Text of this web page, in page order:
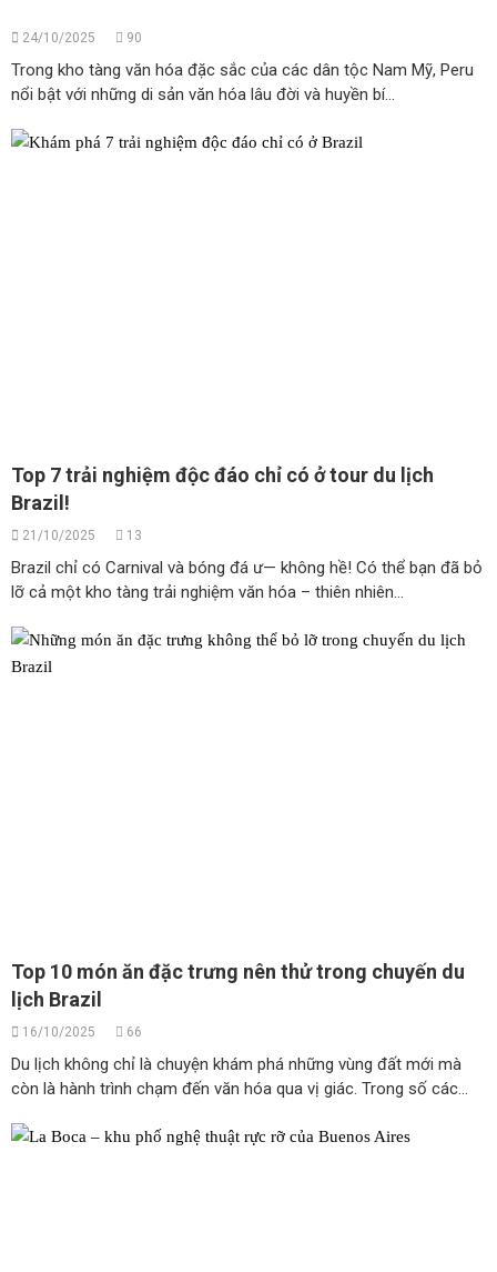
24/10/2025 90
Trong kho tàng văn hóa đặc sắc của các dân tộc Nam Mỹ, Peru
nổi bật với những di sản văn hóa lâu đời và huyền bí...
Top 7 trải nghiệm độc đáo chỉ có ở tour du lịch
Brazil!
21/10/2025 13
Brazil chỉ có Carnival và bóng đá ư— không hề! Có thể bạn đã bỏ
lỡ cả một kho tàng trải nghiệm văn hóa – thiên nhiên...
Top 10 món ăn đặc trưng nên thử trong chuyến du
lịch Brazil
16/10/2025 66
Du lịch không chỉ là chuyện khám phá những vùng đất mới mà
còn là hành trình chạm đến văn hóa qua vị giác. Trong số các...